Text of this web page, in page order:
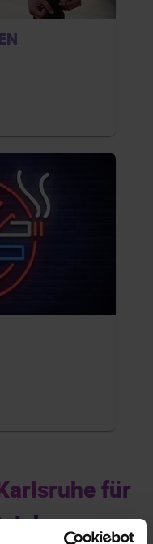
für
Jahren